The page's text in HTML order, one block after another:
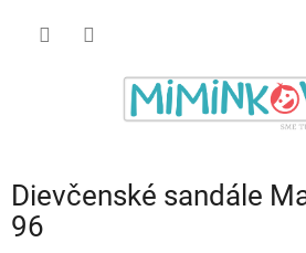
Dievčenské sandále
96